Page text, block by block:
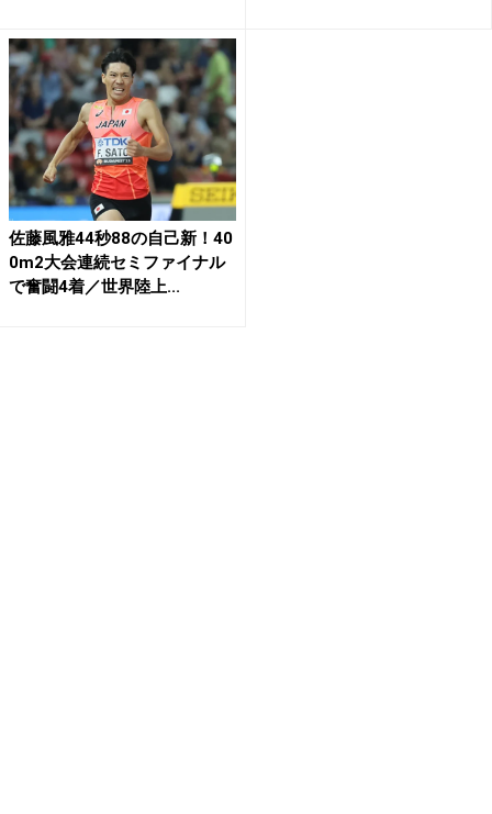
佐藤風雅44秒88の自己新！40
0m2大会連続セミファイナル
で奮闘4着／世界陸上...